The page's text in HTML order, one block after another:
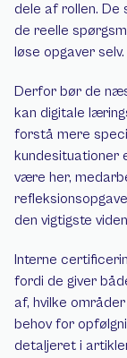
dele af rollen. De
de reelle
løse opgaver selv.
Derfor bør de
kan digitale
forstå mere
kundesituationer
være her,
den vigtigste
Interne
fordi de giver
af, hvilke
behov for
detaljeret i